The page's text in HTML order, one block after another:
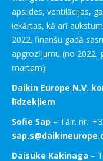
apsildes, ventilācijas,
iekārtas, kā arī
2022. finanšu gadā
apgrozījumu (no 2022.
martam).
Daikin Europe N.V.
līdzekļiem
Sofie Sap – Tālr. nr.:
Daisuke Kakinaga –